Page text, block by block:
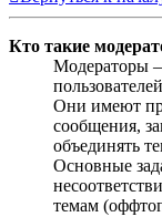
Кто такие
Модераторы
Они имеют
сообщения,
объединять
Основные
темам